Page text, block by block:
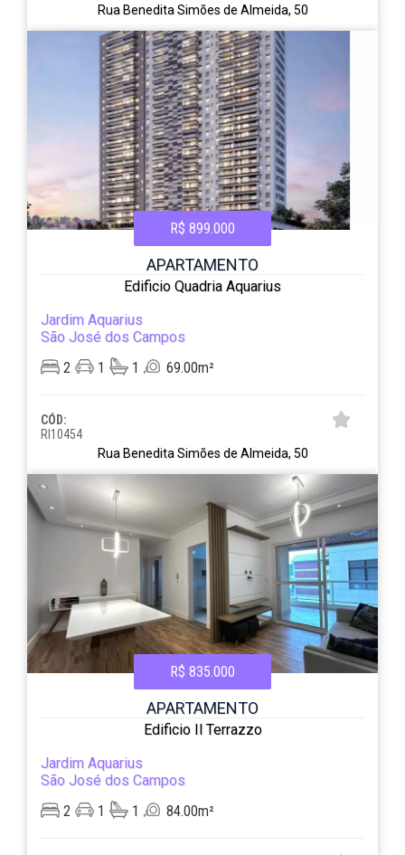
Rua Benedita Simões de Almeida, 50
R$ 899.000
APARTAMENTO
Edificio Quadria Aquarius
Jardim Aquarius
São José dos Campos
2
1 1 69.00m²
CÓD:
RI10454
Rua Benedita Simões de Almeida, 50
R$ 835.000
APARTAMENTO
Edificio Il Terrazzo
Jardim Aquarius
São José dos Campos
2
1 1 84.00m²